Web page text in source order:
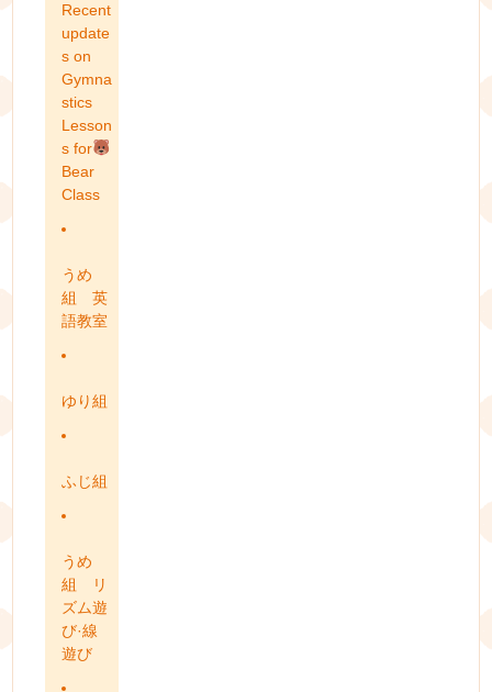
Recent
update
s on
Gymna
stics
Lesson
s for
Bear
Class
うめ
組 英
語教室
ゆり組
ふじ組
うめ
組 リ
ズム遊
び·線
遊び